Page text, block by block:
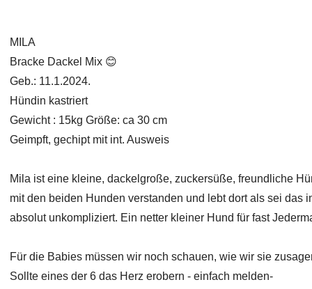
MILA
Bracke Dackel Mix 😊
Geb.: 11.1.2024.
Hündin kastriert
Gewicht : 15kg Größe: ca 30 cm
Geimpft, gechipt mit int. Ausweis
Mila ist eine kleine, dackelgroße, zuckersüße, freundliche
mit den beiden Hunden verstanden und lebt dort als sei das
absolut unkompliziert. Ein netter kleiner Hund für fast
Für die Babies müssen wir noch schauen, wie wir sie
Sollte eines der 6 das Herz erobern - einfach melden-